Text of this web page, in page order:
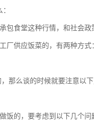
包食堂这种行情，和社会
厂供应饭菜的，有两种方
那么谈的时候就要注意以
饭的，要考虑到以下几个